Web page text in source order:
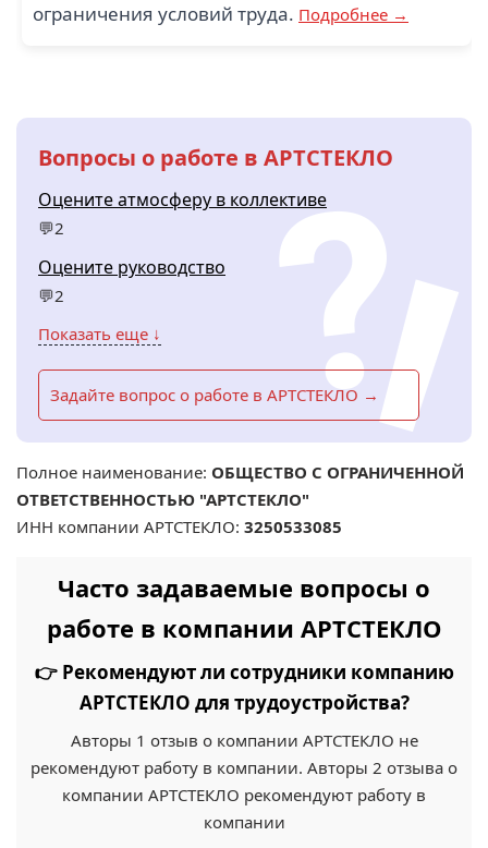
ограничения условий труда. Подробнее →
Вопросы о работе в АРТСТЕКЛО
Оцените атмосферу в коллективе
💬2
Оцените руководство
💬2
Показать еще ↓
Задайте вопрос о работе в АРТСТЕКЛО →
Полное наименование: ОБЩЕСТВО С ОГРАНИЧЕННОЙ
ОТВЕТСТВЕННОСТЬЮ "АРТСТЕКЛО"
ИНН компании АРТСТЕКЛО: 3250533085
Часто задаваемые вопросы о
работе в компании АРТСТЕКЛО
👉 Рекомендуют ли сотрудники компанию
АРТСТЕКЛО для трудоустройства?
Авторы 1 отзыв о компании АРТСТЕКЛО не
рекомендуют работу в компании. Авторы 2 отзыва о
компании АРТСТЕКЛО рекомендуют работу в
компании